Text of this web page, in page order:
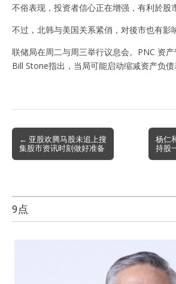
不俗表现，投资者信心正在增强，有利於股
不过，北韩与美国关系紧俏，对後市也有影
联储局在周二与周三举行议息会。PNC 资
Bill Stone指出，当局可能启动缩减资产负债
Post
navigation
← 亚股欢腾马股未追上搜
集股市资讯时刻做好准备
杨仁
持股
9点